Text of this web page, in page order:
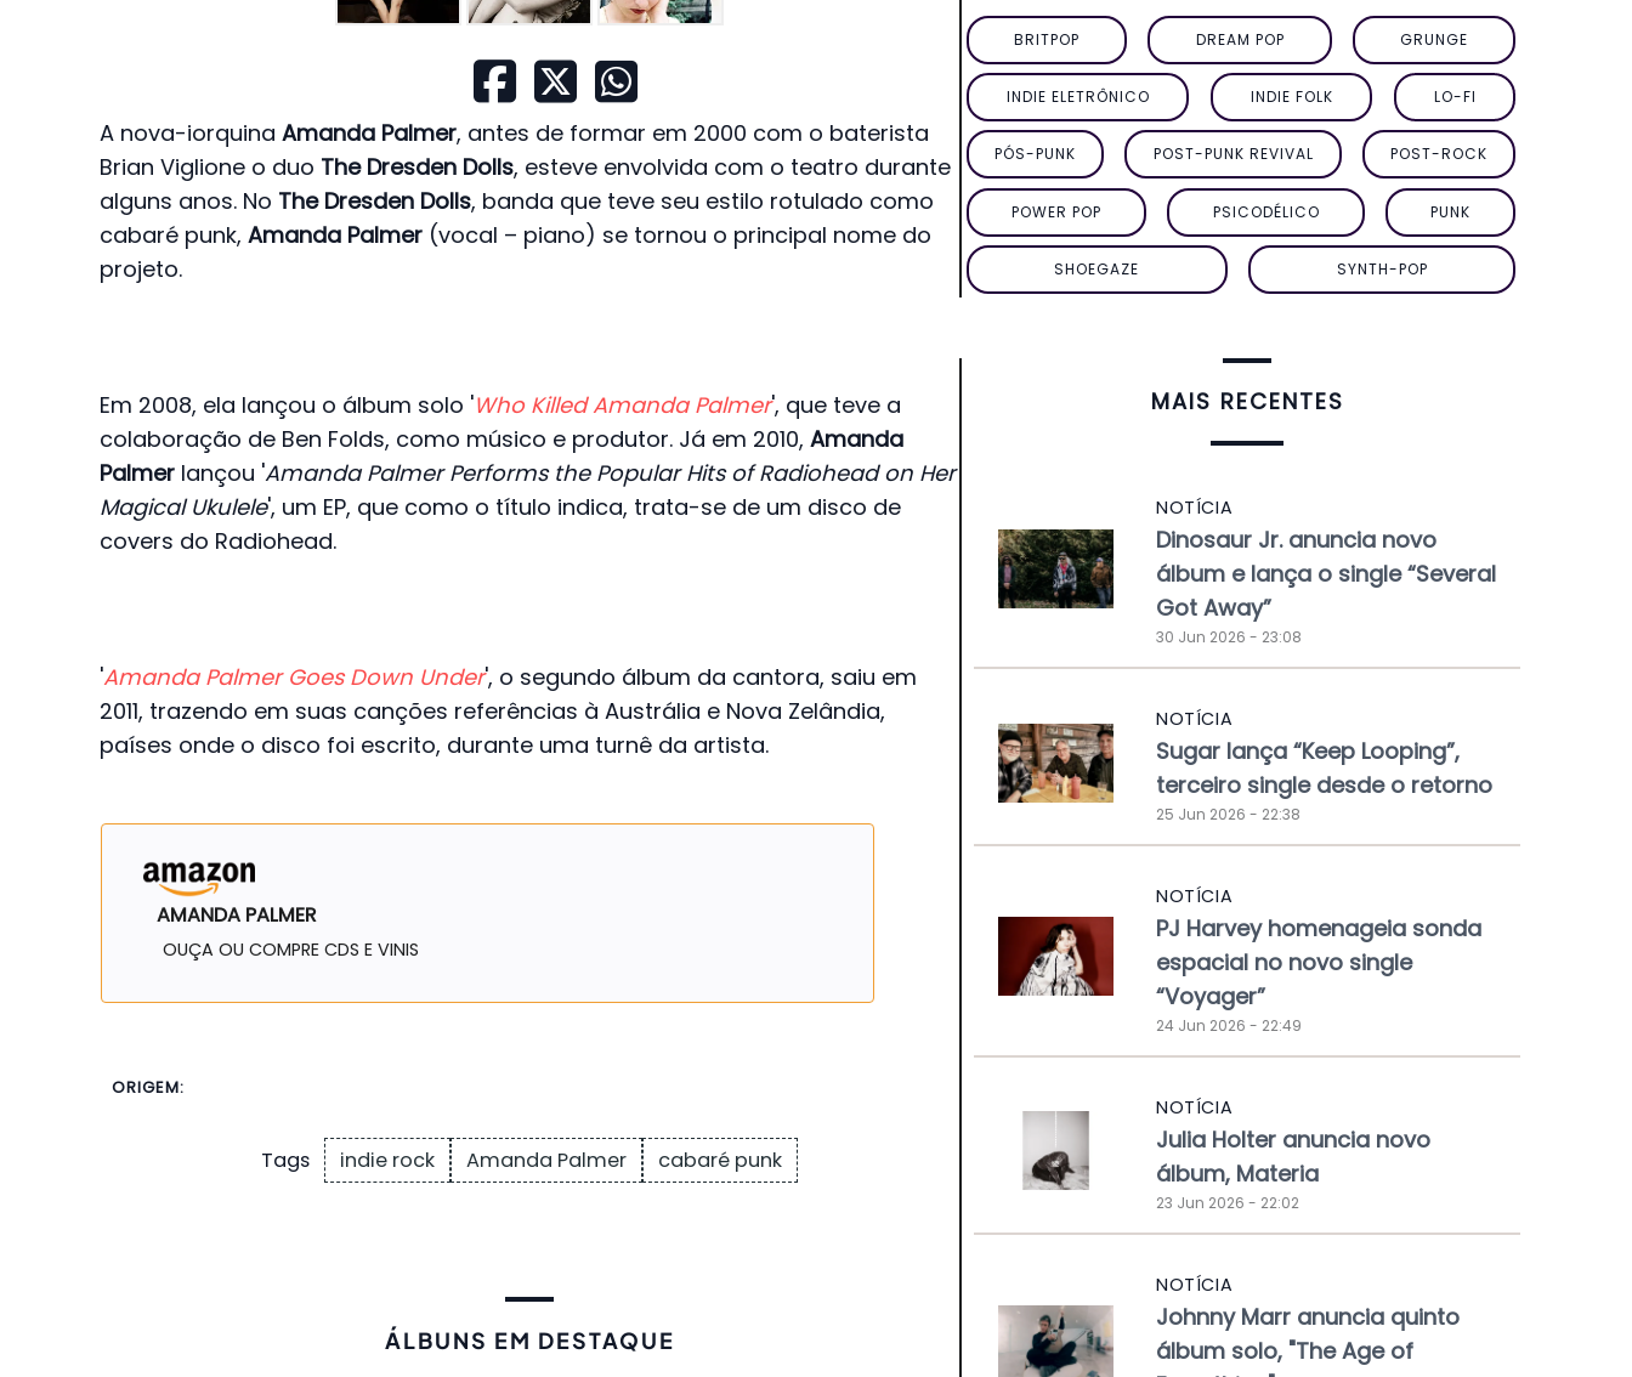
A nova-iorquina Amanda Palmer, antes de formar em 2000 com o baterista
Brian Viglione o duo The Dresden Dolls, esteve envolvida com o teatro durante
alguns anos. No The Dresden Dolls, banda que teve seu estilo rotulado como
cabaré punk, Amanda Palmer (vocal – piano) se tornou o principal nome do
projeto.
Em 2008, ela lançou o álbum solo 'Who Killed Amanda Palmer', que teve a
colaboração de Ben Folds, como músico e produtor. Já em 2010, Amanda
Palmer lançou 'Amanda Palmer Performs the Popular Hits of Radiohead on Her
Magical Ukulele', um EP, que como o título indica, trata-se de um disco de
covers do Radiohead.
'Amanda Palmer Goes Down Under', o segundo álbum da cantora, saiu em
2011, trazendo em suas canções referências à Austrália e Nova Zelândia,
países onde o disco foi escrito, durante uma turnê da artista.
AMANDA PALMER
OUÇA OU COMPRE CDS E VINIS
ORIGEM:
Tags indie rock Amanda Palmer cabaré punk
ÁLBUNS EM DESTAQUE
BRITPOP DREAM POP GRUNGE
INDIE ELETRÔNICO INDIE FOLK LO-FI
PÓS-PUNK POST-PUNK REVIVAL POST-ROCK
POWER POP PSICODÉLICO PUNK
SHOEGAZE SYNTH-POP
MAIS RECENTES
NOTÍCIA
Dinosaur Jr. anuncia novo
álbum e lança o single “Several
Got Away”
30 Jun 2026 - 23:08
NOTÍCIA
Sugar lança “Keep Looping”,
terceiro single desde o retorno
25 Jun 2026 - 22:38
NOTÍCIA
PJ Harvey homenageia sonda
espacial no novo single
“Voyager”
24 Jun 2026 - 22:49
NOTÍCIA
Julia Holter anuncia novo
álbum, Materia
23 Jun 2026 - 22:02
NOTÍCIA
Johnny Marr anuncia quinto
álbum solo, "The Age of